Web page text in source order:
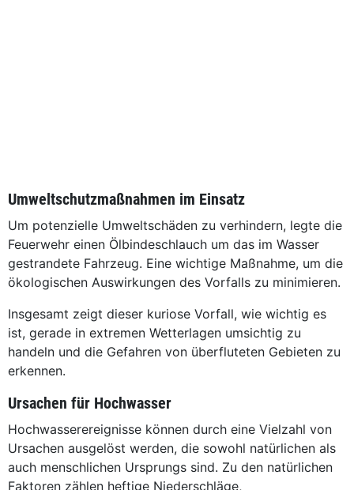
Umweltschutzmaßnahmen im Einsatz
Um potenzielle Umweltschäden zu verhindern, legte die
Feuerwehr einen Ölbindeschlauch um das im Wasser
gestrandete Fahrzeug. Eine wichtige Maßnahme, um die
ökologischen Auswirkungen des Vorfalls zu minimieren.
Insgesamt zeigt dieser kuriose Vorfall, wie wichtig es
ist, gerade in extremen Wetterlagen umsichtig zu
handeln und die Gefahren von überfluteten Gebieten zu
erkennen.
Ursachen für Hochwasser
Hochwasserereignisse können durch eine Vielzahl von
Ursachen ausgelöst werden, die sowohl natürlichen als
auch menschlichen Ursprungs sind. Zu den natürlichen
Faktoren zählen heftige Niederschläge,